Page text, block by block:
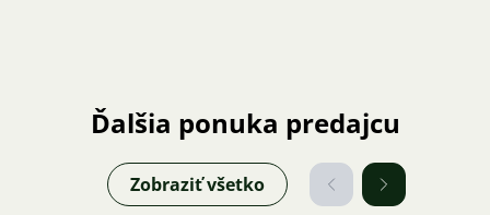
Ďalšia ponuka predajcu
Zobraziť všetko